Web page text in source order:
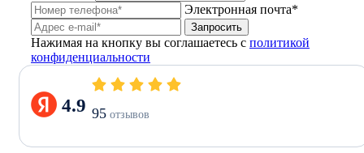
Электронная почта*
Запросить
Нажимая на кнопку вы соглашаетесь с политикой
конфиденциальности
4.9 95 отзывов